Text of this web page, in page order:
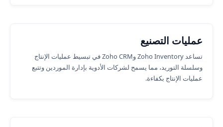
عمليات التصنيع
تساعد Zoho Inventory وZoho CRM في تبسيط عمليات الإنتاج
وسلسلة التوريد، مما يسمح لشركات الأدوية بإدارة الموردين وتتبع
عمليات الإنتاج بكفاءة.